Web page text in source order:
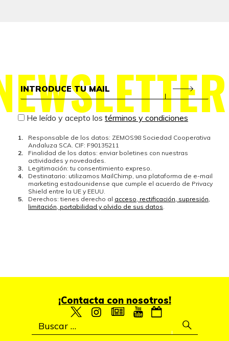
He leído y acepto los términos y condiciones
Responsable de los datos: ZEMOS98 Sociedad Cooperativa
Andaluza SCA. CIF: F90135211
Finalidad de los datos: enviar boletines con nuestras
actividades y novedades.
Legitimación: tu consentimiento expreso.
Destinatario: utilizamos MailChimp, una plataforma de e-mail
marketing estadounidense que cumple el acuerdo de Privacy
Shield entre la UE y EEUU.
Derechos: tienes derecho al acceso, rectificación, supresión,
limitación, portabilidad y olvido de sus datos
¡Contacta con nosotros!